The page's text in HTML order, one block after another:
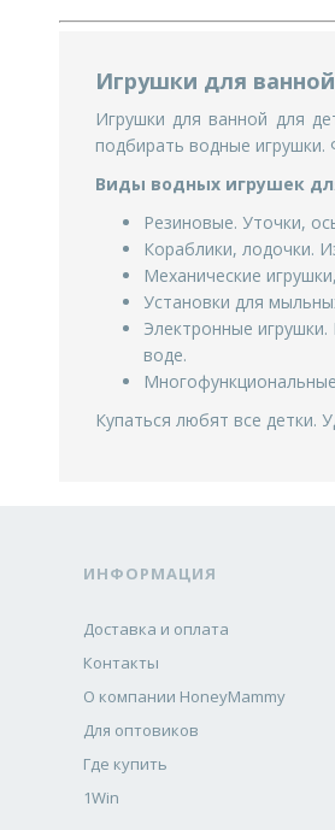
Игрушки для
Игрушки для ванной для
подбирать водные игрушки.
Виды водных игрушек
Резиновые. Уточки,
Кораблики, лодочки.
Механические
Установки для
Электронные
воде.
Купаться любят все детки.
ИНФОРМАЦИЯ
Доставка и оплата
Контакты
О компании HoneyMammy
Для оптовиков
Где купить
1Win